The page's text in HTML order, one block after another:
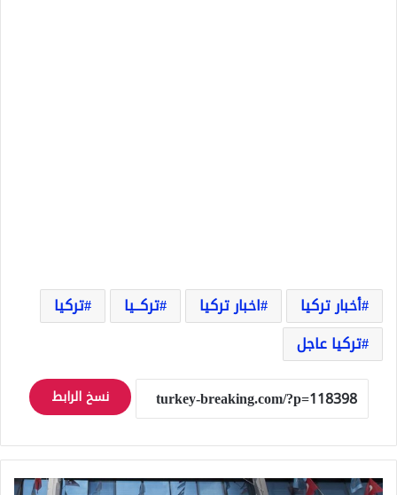
أخبار تركيا اخبار تركيا تركــيا
تركيا
تركيا عاجل
نسخ الرابط
حزب